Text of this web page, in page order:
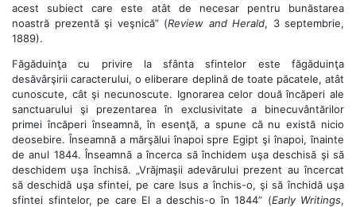
acest subiect care este atât de necesar pentru bunăstarea
noastră prezentă şi veşnică” (Review and Herald, 3 septembrie,
1889).
Făgăduinţa cu privire la sfânta sfintelor este făgăduinţa
desăvârşirii caracterului, o eliberare deplină de toate păcatele, atât
cunoscute, cât şi necunoscute. Ignorarea celor două încăperi ale
sanctuarului şi prezentarea în exclusivitate a binecuvântărilor
primei încăperi înseamnă, în esenţă, a spune că nu există nicio
deosebire. Înseamnă a mărşălui înapoi spre Egipt şi înapoi, înainte
de anul 1844. Înseamnă a încerca să închidem uşa deschisă şi să
deschidem uşa închisă. „Vrăjmaşii adevărului prezent au încercat
să deschidă uşa sfintei, pe care Isus a închis-o, şi să închidă uşa
sfintei sfintelor, pe care El a deschis-o în 1844” (Early Writings,